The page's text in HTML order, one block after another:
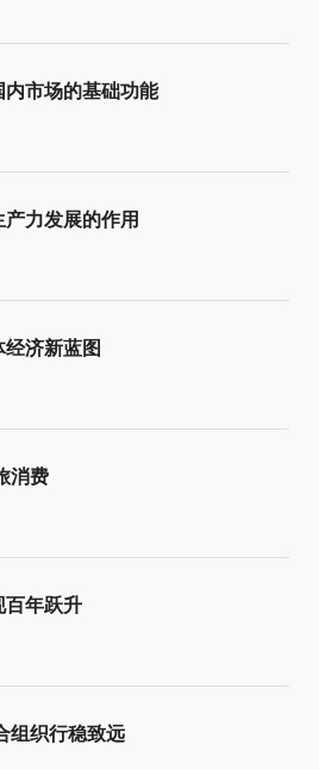
市场的基础功能
力发展的作用
济新蓝图
消费
百年跃升
组织行稳致远